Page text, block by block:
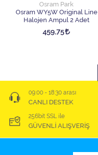
Osram Park
Osram WY5W Original Line
Halojen Ampul 2 Adet
459,75
09:00 - 18:30 arası
CANLI DESTEK
256bit SSL ile
GÜVENLİ ALIŞVERİŞ